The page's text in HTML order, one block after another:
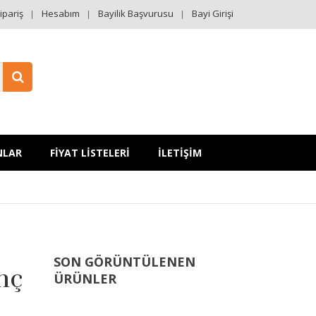
Hesabım Bayilik Başvurusu Bayi Girişi
FİYAT LİSTELERİ İLETİŞİM
SON GÖRÜNTÜLENEN
ÜRÜNLER